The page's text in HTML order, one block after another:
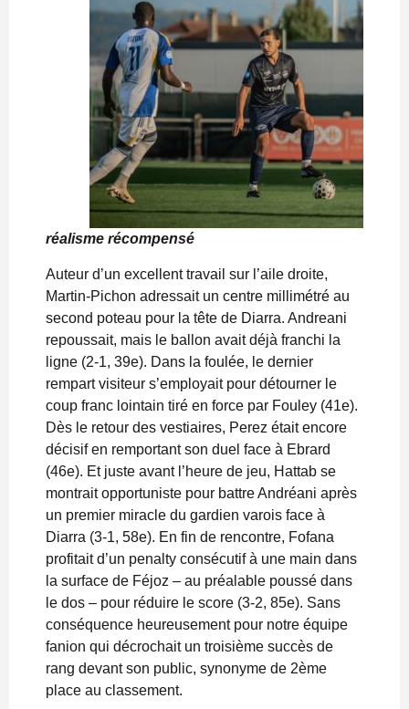
réalisme récompensé
Auteur d’un excellent travail sur l’aile droite,
Martin-Pichon adressait un centre millimétré au
second poteau pour la tête de Diarra. Andreani
repoussait, mais le ballon avait déjà franchi la
ligne (2-1, 39e). Dans la foulée, le dernier
rempart visiteur s’employait pour détourner le
coup franc lointain tiré en force par Fouley (41e).
Dès le retour des vestiaires, Perez était encore
décisif en remportant son duel face à Ebrard
(46e). Et juste avant l’heure de jeu, Hattab se
montrait opportuniste pour battre Andréani après
un premier miracle du gardien varois face à
Diarra (3-1, 58e). En fin de rencontre, Fofana
profitait d’un penalty consécutif à une main dans
la surface de Féjoz – au préalable poussé dans
le dos – pour réduire le score (3-2, 85e). Sans
conséquence heureusement pour notre équipe
fanion qui décrochait un troisième succès de
rang devant son public, synonyme de 2ème
place au classement.